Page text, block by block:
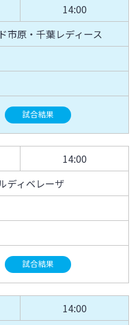
14:00
市原・千葉レディース
試合結果
14:00
ディベレーザ
試合結果
14:00